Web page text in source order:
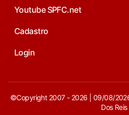
Youtube SPFC.net
Cadastro
Login
©Copyright 2007 - 2026 | 09/08/
Dos Reis